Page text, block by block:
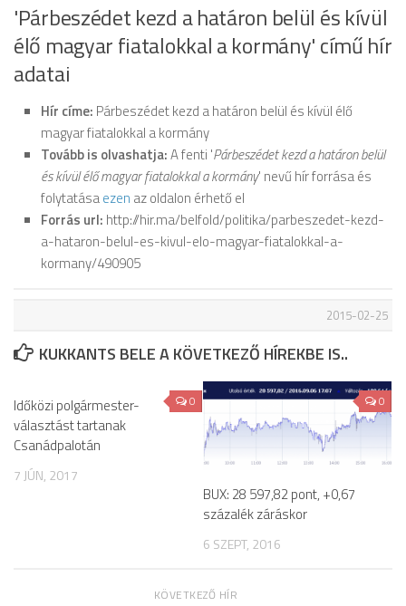
'Párbeszédet kezd a határon belül és kívül
élő magyar fiatalokkal a kormány' című hír
adatai
Hír címe: Párbeszédet kezd a határon belül és kívül élő
magyar fiatalokkal a kormány
Tovább is olvashatja:A fenti 'Párbeszédet kezd a határon belül
és kívül élő magyar fiatalokkal a kormány' nevű hír forrása és
folytatásaezen az oldalon érhető el
Forrás url: http://hir.ma/belfold/politika/parbeszedet-kezd-
a-hataron-belul-es-kivul-elo-magyar-fiatalokkal-a-
kormany/490905
2015-02-25
KUKKANTS BELE A KÖVETKEZŐ HÍREKBE IS..
0
Időközi polgármester-
választást tartanak
Csanádpalotán
7 JÚN, 2017
0
BUX: 28 597,82 pont, +0,67
százalék záráskor
6 SZEPT, 2016
KÖVETKEZŐ HÍR